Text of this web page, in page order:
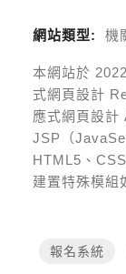
網站類型: 機
本網站於 2022
式網頁設計
應式網頁設計
JSP（
HTML5、
建置特殊模
報名系統